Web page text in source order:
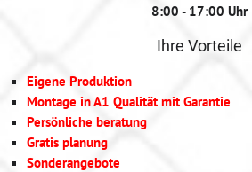
8:00 - 17:00 Uhr
Ihre Vorteile
Eigene Produktion
Montage in A1 Qualität mit Garantie
Persönliche beratung
Gratis planung
Sonderangebote